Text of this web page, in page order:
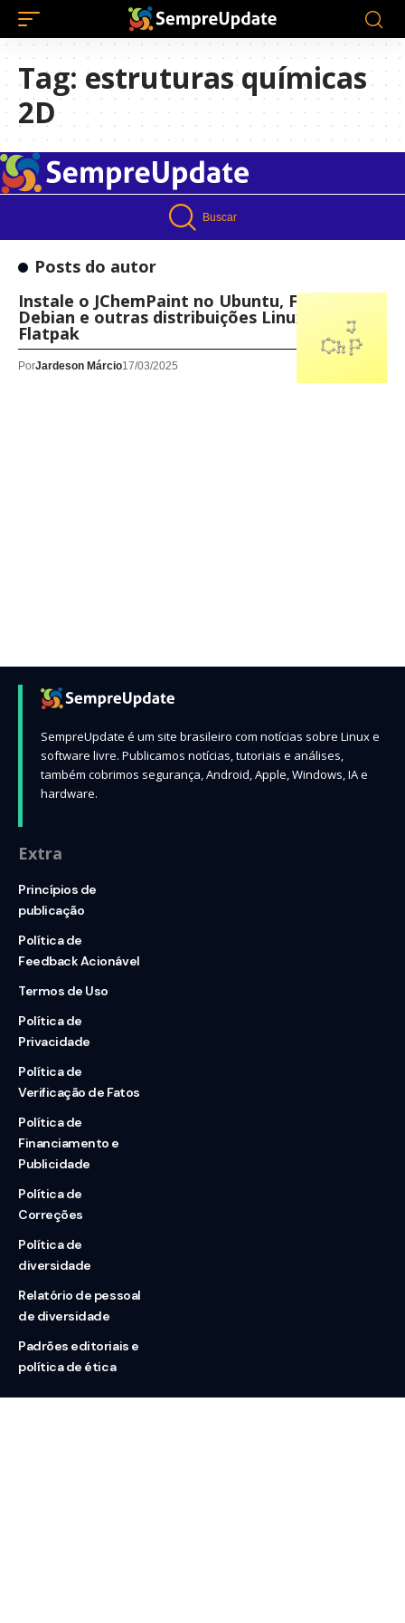
Tag: estruturas químicas
2D
Buscar
Posts do autor
Instale o JChemPaint no Ubuntu, Fedora,
Debian e outras distribuições Linux com
Flatpak
PorJardeson Márcio17/03/2025
SempreUpdate é um site brasileiro com notícias sobre Linux e
software livre. Publicamos notícias, tutoriais e análises,
também cobrimos segurança, Android, Apple, Windows, IA e
hardware.
Extra
Princípios de
publicação
Política de
Feedback Acionável
Termos de Uso
Política de
Privacidade
Política de
Verificação de Fatos
Política de
Financiamento e
Publicidade
Política de
Correções
Política de
diversidade
Relatório de pessoal
de diversidade
Padrões editoriais e
política de ética